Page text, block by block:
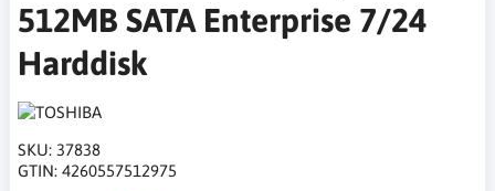
512MB SATA Enterprise 7/24
Harddisk
SKU: 37838
GTIN: 4260557512975